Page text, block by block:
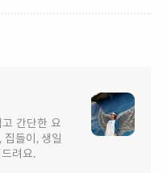
간단한 요
집들이, 생일
려요.